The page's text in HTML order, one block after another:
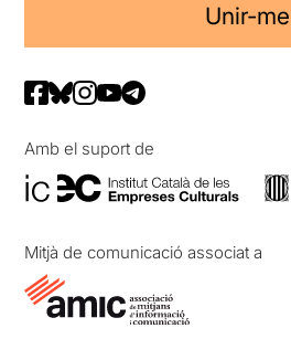
Unir-me
Amb el suport de
Mitjà de comunicació associat a